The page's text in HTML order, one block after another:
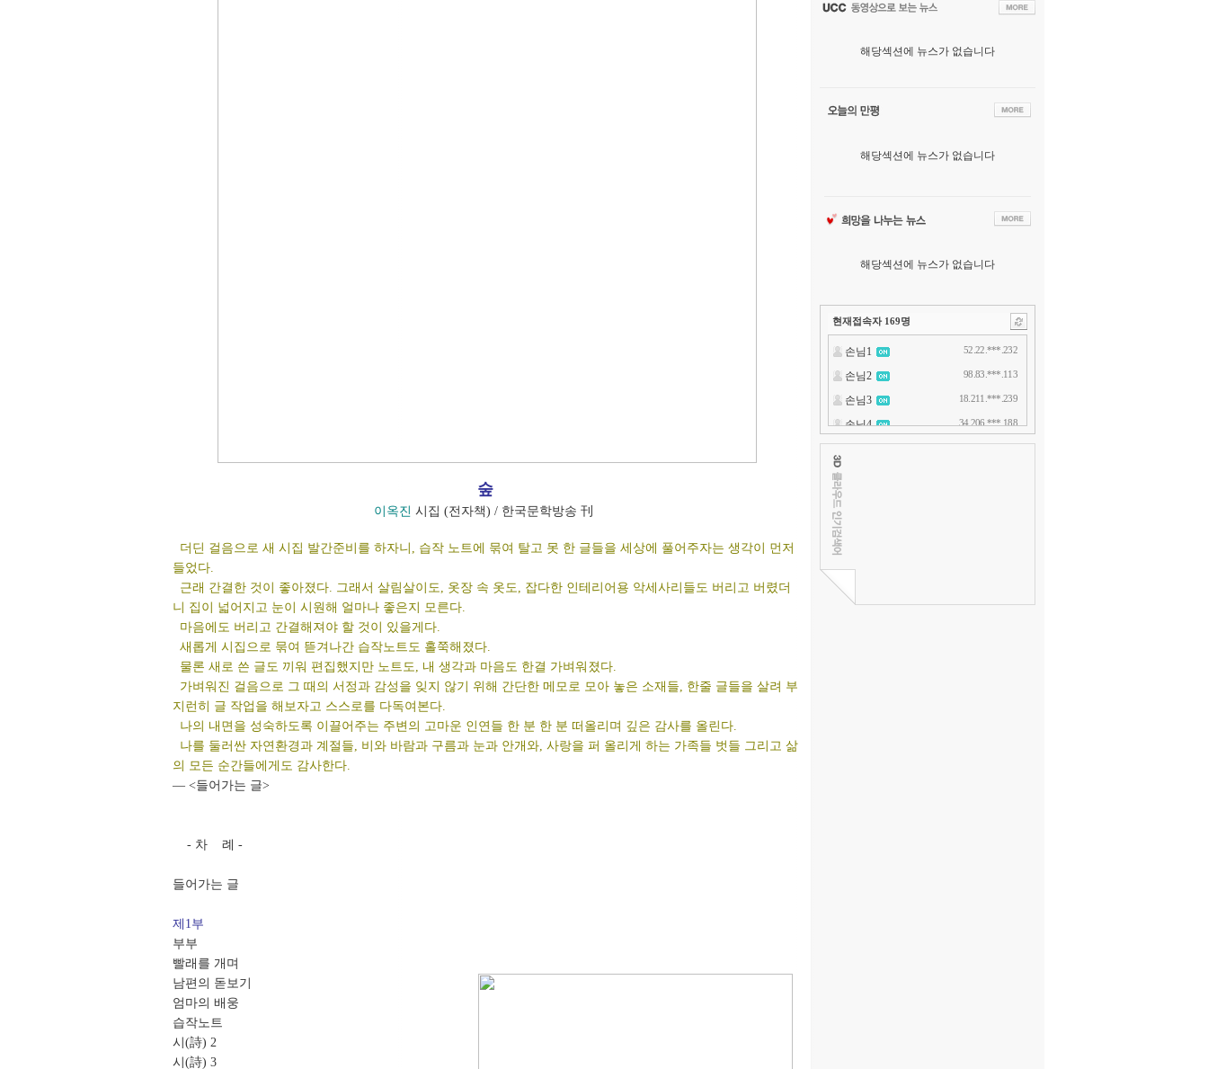
숲
이옥진 시집 (전자책) / 한국문학방송 刊
더딘 걸음으로 새 시집 발간준비를 하자니, 습작 노트에 묶여 탈고 못 한 글들을 세상에 풀어주자는 생각이 먼저
들었다.
근래 간결한 것이 좋아졌다. 그래서 살림살이도, 옷장 속 옷도, 잡다한 인테리어용 악세사리들도 버리고 버렸더
니 집이 넓어지고 눈이 시원해 얼마나 좋은지 모른다.
마음에도 버리고 간결해져야 할 것이 있을게다.
새롭게 시집으로 묶여 뜯겨나간 습작노트도 홀쭉해졌다.
물론 새로 쓴 글도 끼워 편집했지만 노트도, 내 생각과 마음도 한결 가벼워졌다.
가벼워진 걸음으로 그 때의 서정과 감성을 잊지 않기 위해 간단한 메모로 모아 놓은 소재들, 한줄 글들을 살려 부
지런히 글 작업을 해보자고 스스로를 다독여본다.
나의 내면을 성숙하도록 이끌어주는 주변의 고마운 인연들 한 분 한 분 떠올리며 깊은 감사를 올린다.
나를 둘러싼 자연환경과 계절들, 비와 바람과 구름과 눈과 안개와, 사랑을 퍼 올리게 하는 가족들 벗들 그리고 삶
의 모든 순간들에게도 감사한다.
― <들어가는 글>
- 차 례 -
들어가는 글
제1부
부부
빨래를 개며
남편의 돋보기
엄마의 배웅
습작노트
시(詩) 2
시(詩) 3
해당섹션에 뉴스가 없습니다
해당섹션에 뉴스가 없습니다
해당섹션에 뉴스가 없습니다
현재접속자 169명